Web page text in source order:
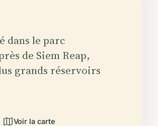
dans le parc
de Siem Reap,
grands réservoirs
Voir la carte